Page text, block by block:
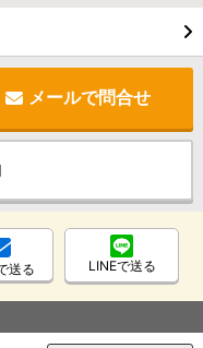
メールで問合せ
送る LINEで送る